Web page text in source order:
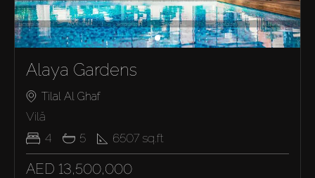
Alaya Gardens
Tilal Al Ghaf
Vilă
4
5 6507 sq.ft
AED 13,500,000